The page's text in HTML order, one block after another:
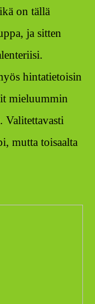
on tällä
ja sitten
hintatietoisin
mieluummin
Valitettavasti
mutta toisaalta